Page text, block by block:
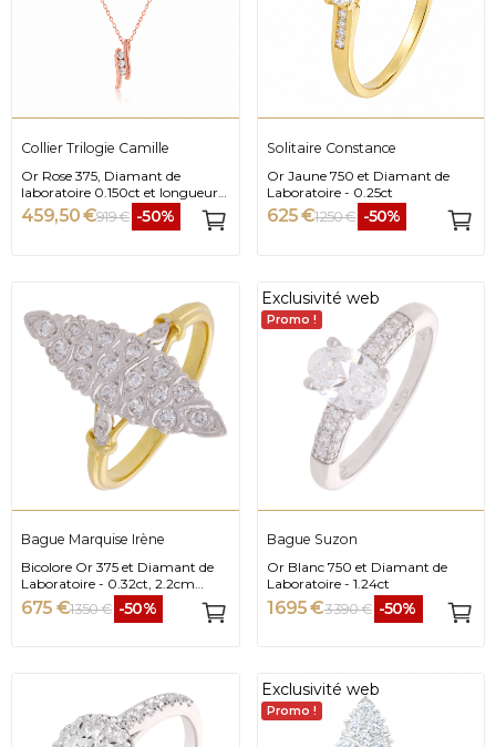
Collier Trilogie Camille
Or Rose 375, Diamant de
laboratoire 0.150ct et longueur
42cm
459,50 €919 € -50%
Solitaire Constance
Or Jaune 750 et Diamant de
Laboratoire - 0.25ct
625 €1 250 € -50%
Bague Marquise Irène
Bicolore Or 375 et Diamant de
Laboratoire - 0.32ct, 2.2cm
pointe à pointe sur 8mm de
large
675 €1 350 € -50%
Exclusivité web
Promo !
Bague Suzon
Or Blanc 750 et Diamant de
Laboratoire - 1.24ct
1 695 €3 390 € -50%
Exclusivité web
Promo !